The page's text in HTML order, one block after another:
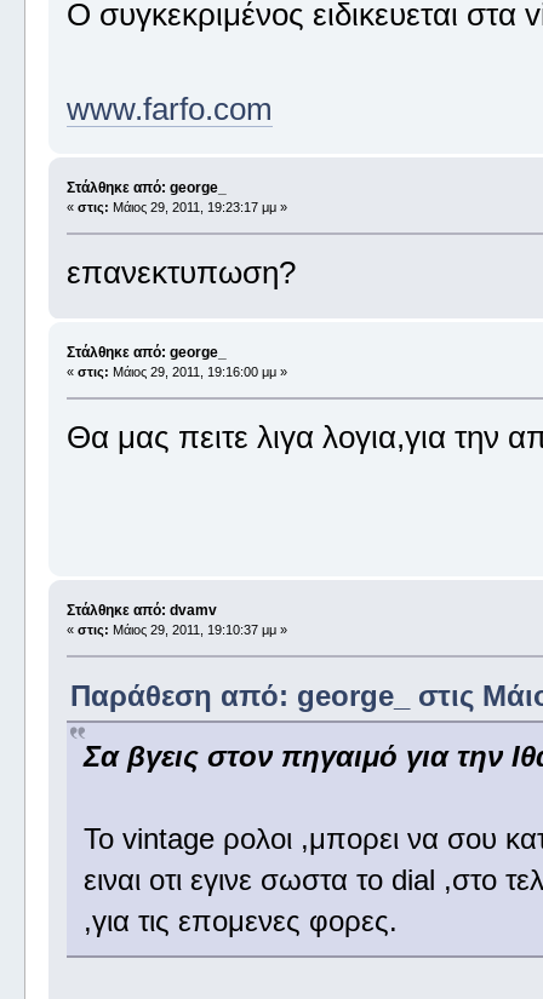
Ο συγκεκριμένος ειδικευεται στα
www.farfo.com
Στάλθηκε από: george_
« στις: Μάιος 29, 2011, 19:23:17 μμ »
επανεκτυπωση?
Στάλθηκε από: george_
« στις: Μάιος 29, 2011, 19:16:00 μμ »
Θα μας πειτε λιγα λογια,για την
Στάλθηκε από: dvamv
« στις: Μάιος 29, 2011, 19:10:37 μμ »
Παράθεση από: george_ στις
Σα βγεις στον πηγαιμό για την
Το vintage ρολοι ,μπορει να σου
ειναι οτι εγινε σωστα το dial ,στο
,για τις επομενες φορες.